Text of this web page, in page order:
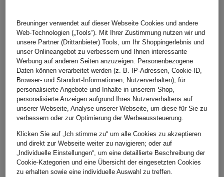
CARTOON
COS im Sale
DEMELLIER
FUCHS SCHMITT
GIL BRET
GOLDEN GOOSE
HEMISPHERE
INUIKII
Jellycat
MAC Hosen
MARC CAIN
Max Mara im Sale
MONCLER
MONCLER Jacken
NEO NOIR
On Schuhe im Sale
PARAJUMPERS
Breuninger verwendet auf dieser Webseite Cookies und andere
Web-Technologien („Tools“). Mit Ihrer Zustimmung nutzen wir und
unsere Partner (Drittanbieter) Tools, um Ihr Shoppingerlebnis und
unser Onlineangebot zu verbessern und Ihnen interessante
Werbung auf anderen Seiten anzuzeigen. Personenbezogene
Daten können verarbeitet werden (z. B. IP-Adressen, Cookie-ID,
Browser- und Standort-Informationen, Nutzerverhalten), für
personalisierte Angebote und Inhalte in unserem Shop,
personalisierte Anzeigen aufgrund Ihres Nutzerverhaltens auf
unserer Webseite, Analyse unserer Webseite, um diese für Sie zu
verbessern oder zur Optimierung der Werbeaussteuerung.
Klicken Sie auf „Ich stimme zu“ um alle Cookies zu akzeptieren
und direkt zur Webseite weiter zu navigieren; oder auf
„Individuelle Einstellungen“, um eine detaillierte Beschreibung der
Cookie-Kategorien und eine Übersicht der eingesetzten Cookies
zu erhalten sowie eine individuelle Auswahl zu treffen.